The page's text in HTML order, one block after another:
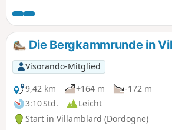
Die Bergkammrunde in
Visorando-Mitglied
9,42 km
+164 m
-172 m
3:10 Std.
Leicht
Start in Villamblard (Dordogne)